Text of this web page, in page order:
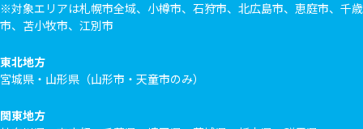
※対象エリアは札幌市全域、小樽市、石狩市、北広島市、恵庭市、千歳
市、苫小牧市、江別市
東北地方
宮城県・山形県（山形市・天童市のみ）
関東地方